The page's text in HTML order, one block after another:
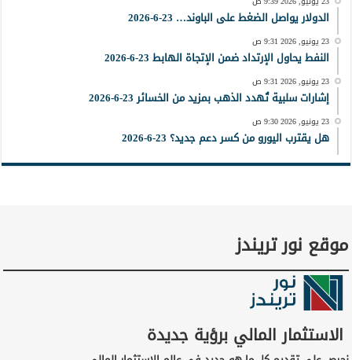
الدولار يواصل الضغط على الباوند… 23-6-2026
23 يونيو, 2026 9:31 ص
النفط يحاول الإرتداد ضمن الإتجاة الهابط 23-6-2026
23 يونيو, 2026 9:31 ص
إشارات سلبية تُهدد الذهب بمزيد من الخسائر 23-6-2026
23 يونيو, 2026 9:30 ص
هل يقترب اليورو من كسر دعم جديد؟ 23-6-2026
موقع نور تريندز
الاستثمار المالي برؤية جديدة